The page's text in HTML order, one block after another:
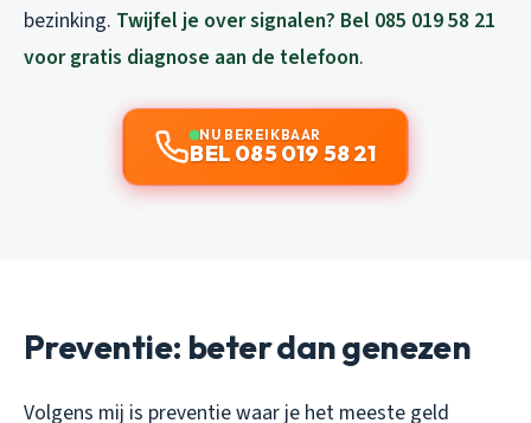
bezinking. Twijfel je over signalen? Bel 085 019 58 21
voor gratis diagnose aan de telefoon.
NU BEREIKBAAR
BEL 085 019 58 21
Preventie: beter dan genezen
Volgens mij is preventie waar je het meeste geld